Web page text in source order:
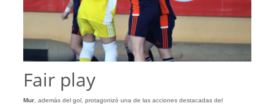
Fair play
Mur, además del gol, protagonizó una de las acciones destacadas del